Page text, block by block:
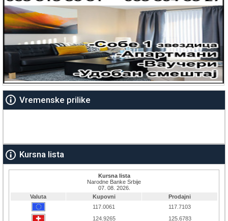
Vremenske prilike
Kursna lista